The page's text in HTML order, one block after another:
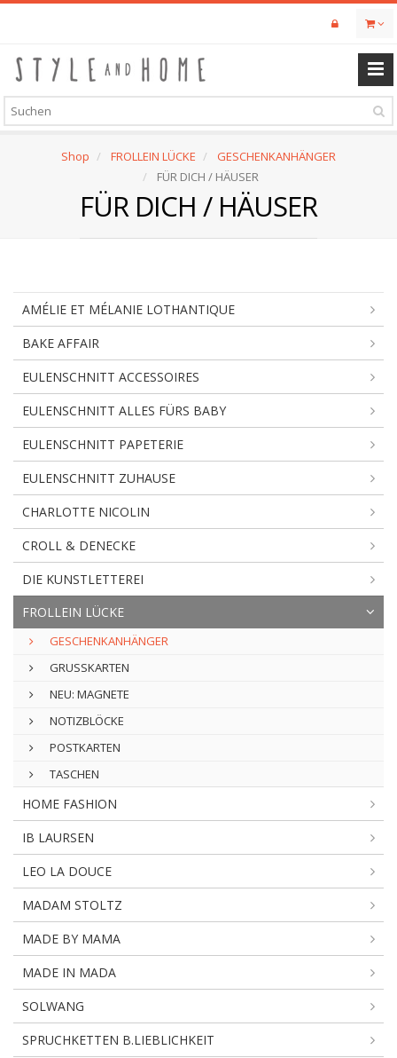
Skip
content
Shop FROLLEIN LÜCKE
GESCHENKANHÄNGER
FÜR DICH / HÄUSER
FÜR DICH / HÄUSER
AMÉLIE ET MÉLANIE LOTHANTIQUE
BAKE AFFAIR
EULENSCHNITT ACCESSOIRES
EULENSCHNITT ALLES FÜRS BABY
EULENSCHNITT PAPETERIE
EULENSCHNITT ZUHAUSE
CHARLOTTE NICOLIN
CROLL & DENECKE
DIE KUNSTLETTEREI
FROLLEIN LÜCKE
GESCHENKANHÄNGER
GRUSSKARTEN
NEU: MAGNETE
NOTIZBLÖCKE
POSTKARTEN
TASCHEN
HOME FASHION
IB LAURSEN
LEO LA DOUCE
MADAM STOLTZ
MADE BY MAMA
MADE IN MADA
SOLWANG
SPRUCHKETTEN B.LIEBLICHKEIT